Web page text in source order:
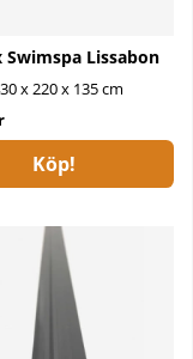
Swimspa Lissabon
x 220 x 135 cm
Köp!